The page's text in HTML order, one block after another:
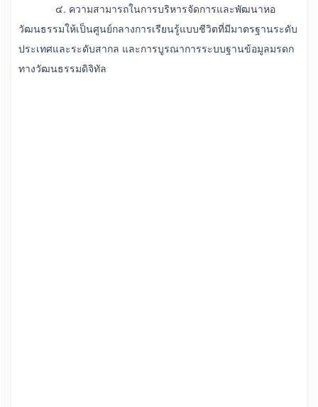
๔. ความสามารถในการบริหารจัดการและพัฒนาหอ
วัฒนธรรมให้เป็นศูนย์กลางการเรียนรู้แบบชีวิตที่มีมาตรฐานระดับ
ประเทศและระดับสากล และการบูรณาการระบบฐานข้อมูลมรดก
ทางวัฒนธรรมดิจิทัล